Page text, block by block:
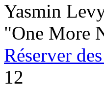
Yasmin
"One More
Réserver
12